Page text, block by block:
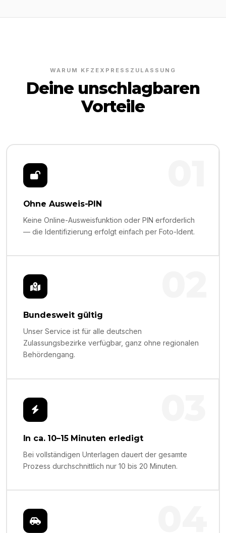
WARUM KFZEXPRESSZULASSUNG
Deine unschlagbaren
Vorteile
Ohne Ausweis-PIN
Keine Online-Ausweisfunktion oder PIN erforderlich
— die Identifizierung erfolgt einfach per Foto-Ident.
Bundesweit gültig
Unser Service ist für alle deutschen
Zulassungsbezirke verfügbar, ganz ohne regionalen
Behördengang.
In ca. 10–15 Minuten erledigt
Bei vollständigen Unterlagen dauert der gesamte
Prozess durchschnittlich nur 10 bis 20 Minuten.